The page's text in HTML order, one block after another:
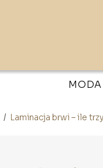
MODA
/ Laminacja brwi – ile